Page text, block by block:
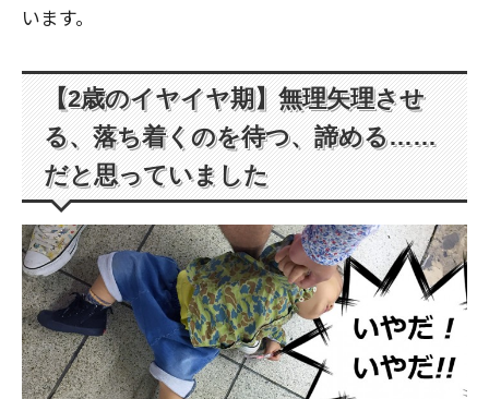
います。
【2歳のイヤイヤ期】無理矢理させ
る、落ち着くのを待つ、諦める……
だと思っていました